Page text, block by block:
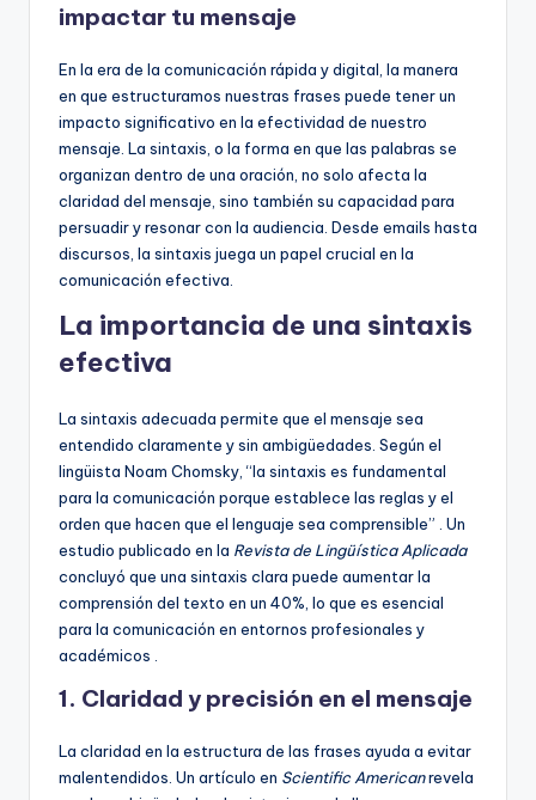
ci
ó
impactar tu mensaje
En la era de la comunicación rápida y digital, la manera
en que estructuramos nuestras frases puede tener un
impacto significativo en la efectividad de nuestro
mensaje. La sintaxis, o la forma en que las palabras se
organizan dentro de una oración, no solo afecta la
claridad del mensaje, sino también su capacidad para
persuadir y resonar con la audiencia. Desde emails hasta
discursos, la sintaxis juega un papel crucial en la
comunicación efectiva.
La importancia de una sintaxis
efectiva
La sintaxis adecuada permite que el mensaje sea
entendido claramente y sin ambigüedades. Según el
lingüista Noam Chomsky, “la sintaxis es fundamental
para la comunicación porque establece las reglas y el
orden que hacen que el lenguaje sea comprensible” . Un
estudio publicado en la Revista de Lingüística Aplicada
concluyó que una sintaxis clara puede aumentar la
comprensión del texto en un 40%, lo que es esencial
para la comunicación en entornos profesionales y
académicos .
1. Claridad y precisión en el mensaje
La claridad en la estructura de las frases ayuda a evitar
malentendidos. Un artículo en Scientific Americanrevela